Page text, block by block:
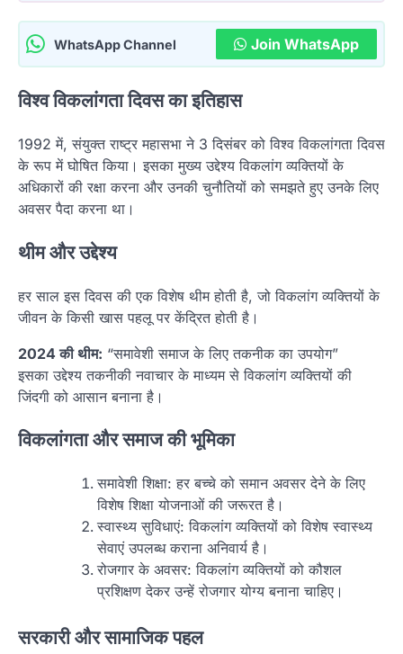
WhatsApp Channel Join WhatsApp
विश्व विकलांगता दिवस का इतिहास
1992 में, संयुक्त राष्ट्र महासभा ने 3 दिसंबर को विश्व विकलांगता दिवस
के रूप में घोषित किया। इसका मुख्य उद्देश्य विकलांग व्यक्तियों के
अधिकारों की रक्षा करना और उनकी चुनौतियों को समझते हुए उनके लिए
अवसर पैदा करना था।
थीम और उद्देश्य
हर साल इस दिवस की एक विशेष थीम होती है, जो विकलांग व्यक्तियों के
जीवन के किसी खास पहलू पर केंद्रित होती है।
2024 की थीम: “समावेशी समाज के लिए तकनीक का उपयोग”
इसका उद्देश्य तकनीकी नवाचार के माध्यम से विकलांग व्यक्तियों की
जिंदगी को आसान बनाना है।
विकलांगता और समाज की भूमिका
समावेशी शिक्षा: हर बच्चे को समान अवसर देने के लिए
विशेष शिक्षा योजनाओं की जरूरत है।
स्वास्थ्य सुविधाएं: विकलांग व्यक्तियों को विशेष स्वास्थ्य
सेवाएं उपलब्ध कराना अनिवार्य है।
रोजगार के अवसर: विकलांग व्यक्तियों को कौशल
प्रशिक्षण देकर उन्हें रोजगार योग्य बनाना चाहिए।
सरकारी और सामाजिक पहल